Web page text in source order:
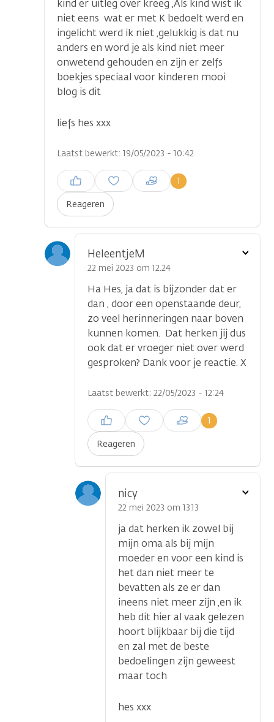
kind er uitleg over kreeg ,Als kind wist ik
niet eens wat er met K bedoelt werd en
ingelicht werd ik niet ,gelukkig is dat nu
anders en word je als kind niet meer
onwetend gehouden en zijn er zelfs
boekjes speciaal voor kinderen mooi
blog is dit
liefs hes xxx
Laatst bewerkt: 19/05/2023 - 10:42
Reageren
1
Inloggen om een reactie te
plaatsen
HeleentjeM
22 mei 2023 om 12.24
Ha Hes, ja dat is bijzonder dat er
dan , door een openstaande deur,
zo veel herinneringen naar boven
kunnen komen. Dat herken jij dus
ook dat er vroeger niet over werd
gesproken? Dank voor je reactie. X
Laatst bewerkt: 22/05/2023 - 12:24
Reageren
1
Inloggen om een reactie te
plaatsen
Toon
nicy
22 mei 2023 om 13.13
ja dat herken ik zowel bij
mijn oma als bij mijn
moeder en voor een kind is
het dan niet meer te
bevatten als ze er dan
ineens niet meer zijn ,en ik
heb dit hier al vaak gelezen
hoort blijkbaar bij die tijd
en zal met de beste
bedoelingen zijn geweest
maar toch
hes xxx
Toon